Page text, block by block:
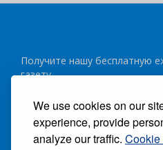
We use cookies on our
experience, provide
analyze our traffic. Cookie
Получите нашу бесплатную
газету
подписаться
Следуйте за нами: